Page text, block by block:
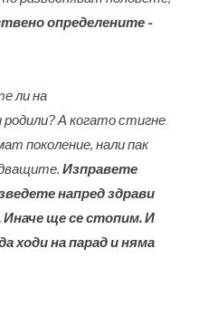
определените -
ли на
А когато стигне
поколение, нали пак
Изправете
напред здрави
Иначе ще се стопим. И
ходи на парад и няма